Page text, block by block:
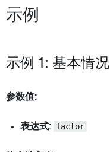
示例
示例 1: 基本情况
参数值:
表达式: factor